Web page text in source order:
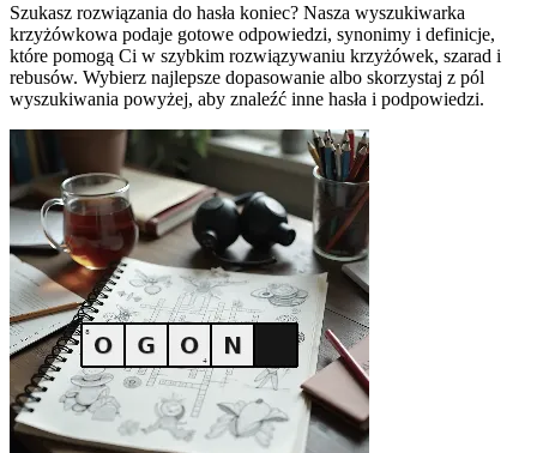
Szukasz rozwiązania do hasła koniec? Nasza wyszukiwarka
krzyżówkowa podaje gotowe odpowiedzi, synonimy i definicje,
które pomogą Ci w szybkim rozwiązywaniu krzyżówek, szarad i
rebusów. Wybierz najlepsze dopasowanie albo skorzystaj z pól
wyszukiwania powyżej, aby znaleźć inne hasła i podpowiedzi.